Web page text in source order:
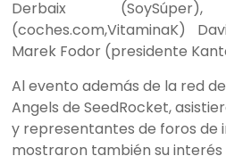
startups
TIC
en
fase
inicial
Derbaix
(coches.com,VitaminaK)
Marek Fodor (presidente
Al evento además de la red
Angels de SeedRocket,
y representantes de foros de
mostraron también su interés